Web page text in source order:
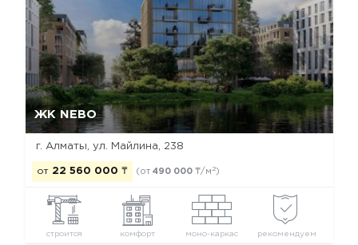
ЖК NEBO
г. Алматы, ул. Майлина, 238
от 22 560 000 ₸ (от 490 000 ₸/м 2)
строится комфорт моно-каркас рекомендуем
Отмена